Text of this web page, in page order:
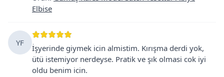
Elbise
YF
İşyerinde giymek icin almistim. Kırışma derdi yok,
ütü istemiyor nerdeyse. Pratik ve şık olmasi cok iyi
oldu benim icin.